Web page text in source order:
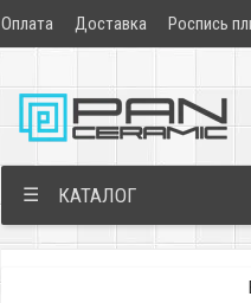
Оплата Доставка Роспись
☰ КАТАЛОГ